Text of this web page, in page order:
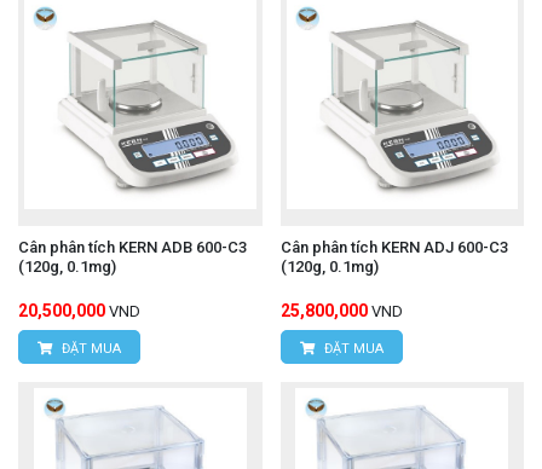
Cân phân tích KERN ADB 600-C3
(120g, 0.1mg)
20,500,000 VND
ĐẶT MUA
Cân phân tích KERN ADJ 600-C3
(120g, 0.1mg)
25,800,000 VND
ĐẶT MUA